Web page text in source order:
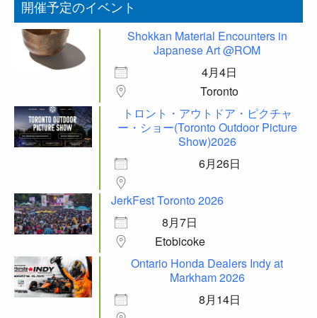
開催予定のイベント
Shokkan Material Encounters in
Japanese Art @ROM
4月4日
Toronto
トロント・アウトドア・ピクチャ
ー・ショー(Toronto Outdoor Picture
Show)2026
6月26日
JerkFest Toronto 2026
8月7日
Etobicoke
Ontario Honda Dealers Indy at
Markham 2026
8月14日